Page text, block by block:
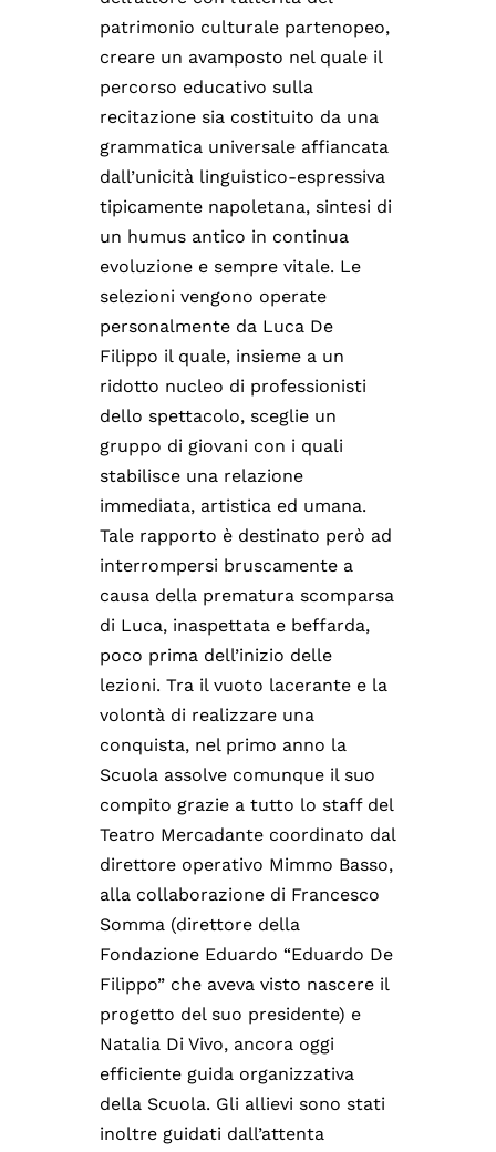
patrimonio culturale partenopeo,
creare un avamposto nel quale il
percorso educativo sulla
recitazione sia costituito da una
grammatica universale affiancata
dall’unicità linguistico-espressiva
tipicamente napoletana, sintesi di
un humus antico in continua
evoluzione e sempre vitale. Le
selezioni vengono operate
personalmente da Luca De
Filippo il quale, insieme a un
ridotto nucleo di professionisti
dello spettacolo, sceglie un
gruppo di giovani con i quali
stabilisce una relazione
immediata, artistica ed umana.
Tale rapporto è destinato però ad
interrompersi bruscamente a
causa della prematura scomparsa
di Luca, inaspettata e beffarda,
poco prima dell’inizio delle
lezioni. Tra il vuoto lacerante e la
volontà di realizzare una
conquista, nel primo anno la
Scuola assolve comunque il suo
compito grazie a tutto lo staff del
Teatro Mercadante coordinato dal
direttore operativo Mimmo Basso,
alla collaborazione di Francesco
Somma (direttore della
Fondazione Eduardo “Eduardo De
Filippo” che aveva visto nascere il
progetto del suo presidente) e
Natalia Di Vivo, ancora oggi
efficiente guida organizzativa
della Scuola. Gli allievi sono stati
inoltre guidati dall’attenta